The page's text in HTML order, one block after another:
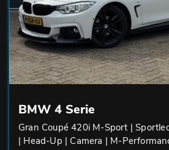
BMW 4 Serie
Gran Coupé 420i M-Sport |
| Head-Up | Camera | M-